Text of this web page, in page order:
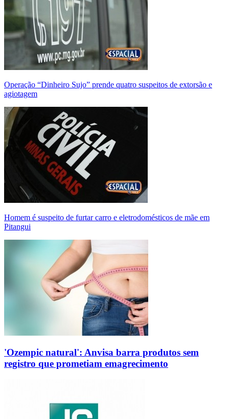
Operação “Dinheiro Sujo” prende quatro suspeitos de extorsão e
agiotagem
Homem é suspeito de furtar carro e eletrodomésticos de mãe em
Pitangui
'Ozempic natural': Anvisa barra produtos sem
registro que prometiam emagrecimento